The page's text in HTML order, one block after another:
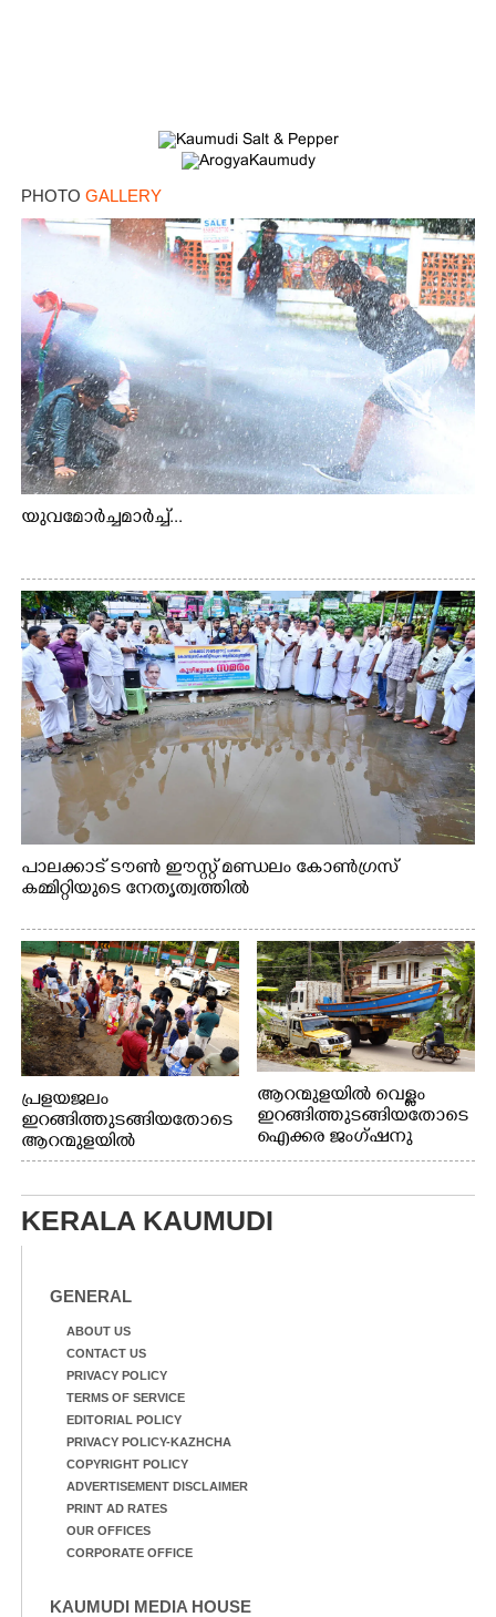
PHOTO GALLERY
യുവമോർച്ചമാർച്ച്...
പാലക്കാട് ടൗൺ ഈസ്റ്റ് മണ്ഡലം കോൺഗ്രസ്
കമ്മിറ്റിയുടെ നേതൃത്വത്തിൽ
പ്രളയജലം
ഇറങ്ങിത്തുടങ്ങിയതോടെ
ആറന്മുളയിൽ
ഗ്രാമപഞ്ചായത്ത്
രാഷ്ട്രീയപ്രവത്തകരും
അടങ്ങുന്ന സംഘം
ചെളിയും മണ്ണും മറ്റ്
ചെയ്യുന്നു.
ആറന്മുളയിൽ വെള്ളം
ഇറങ്ങിത്തുടങ്ങിയതോടെ
ഐക്കര ജംഗ്ഷനു
സമീപത്തുനിന്ന്
കൊല്ലത്ത് നിന്ന് എത്തിയ
ബോട്ടുകൾ
KERALA KAUMUDI
GENERAL
ABOUT US
CONTACT US
PRIVACY POLICY
TERMS OF SERVICE
EDITORIAL POLICY
PRIVACY POLICY-KAZHCHA
COPYRIGHT POLICY
ADVERTISEMENT DISCLAIMER
PRINT AD RATES
OUR OFFICES
CORPORATE OFFICE
KAUMUDI MEDIA HOUSE